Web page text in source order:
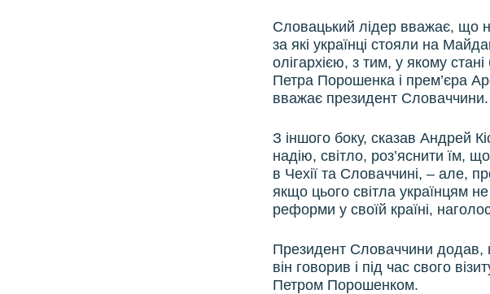
Словацький лідер вважає, що
за які українці стояли на
олігархією, з тим, у якому
Петра Порошенка і прем’єра
вважає президент Словаччини.
З іншого боку, сказав Андрей
надію, світло, роз’яснити їм,
в Чехії та Словаччині, – але,
якщо цього світла українцям
реформи у своїй країні,
Президент Словаччини додав,
він говорив і під час свого
Петром Порошенком.